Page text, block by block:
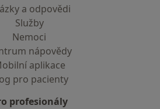
a odpovědi
Služby
Nemoci
nápovědy
aplikace
pro pacienty
profesionály